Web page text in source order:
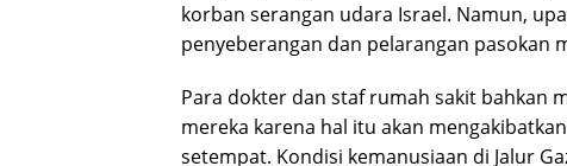
korban serangan udara Israel. Namun,
penyeberangan dan pelarangan pasokan
Para dokter dan staf rumah sakit bahkan
mereka karena hal itu akan
setempat. Kondisi kemanusiaan di Jalur